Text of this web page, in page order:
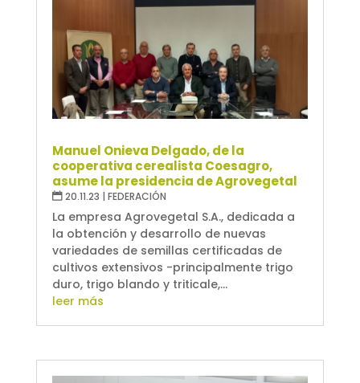
Manuel Onieva Delgado, de la
cooperativa cerealista Coesagro,
asume la presidencia de Agrovegetal
20.11.23 | FEDERACIÓN
La empresa Agrovegetal S.A., dedicada a
la obtención y desarrollo de nuevas
variedades de semillas certificadas de
cultivos extensivos -principalmente trigo
duro, trigo blando y triticale,...
leer más